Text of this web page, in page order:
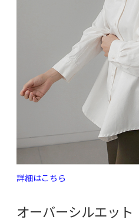
詳細はこちら
オーバーシルエット